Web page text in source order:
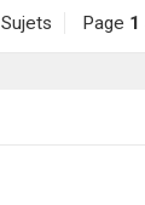
Page 1